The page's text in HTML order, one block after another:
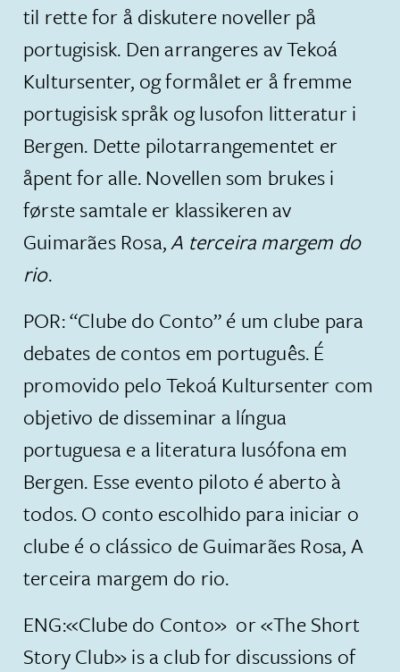
til rette for å diskutere noveller på
portugisisk. Den arrangeres av Tekoá
Kultursenter, og formålet er å fremme
portugisisk språk og lusofon litteratur i
Bergen. Dette pilotarrangementet er
åpent for alle. Novellen som brukes i
første samtale er klassikeren av
Guimarães Rosa,A terceira margem do
rio.
POR: “Clube do Conto” é um clube para
debates de contos em português. É
promovido pelo Tekoá Kultursenter com
objetivo de disseminar a língua
portuguesa e a literatura lusófona em
Bergen. Esse evento piloto é aberto à
todos. O conto escolhido para iniciar o
clube é o clássico de Guimarães Rosa, A
terceira margem do rio.
ENG:«Clube do Conto» or «The Short
Story Club» is a club for discussions of